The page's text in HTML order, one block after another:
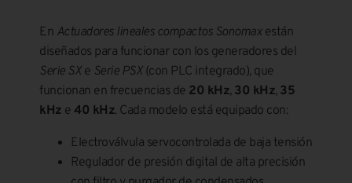
En Actuadores lineales compactos Sonomaxestán
diseñados para funcionar con los generadores del
Serie SXe Serie PSX(con PLC integrado), que
funcionan en frecuencias de 20 kHz, 30 kHz, 35
kHz e40 kHz. Cada modelo está equipado con:
Electroválvula servocontrolada de baja tensión
Regulador de presión digital de alta precisión